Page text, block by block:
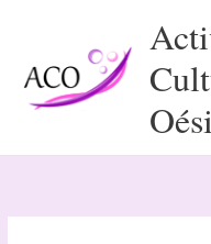
contenu